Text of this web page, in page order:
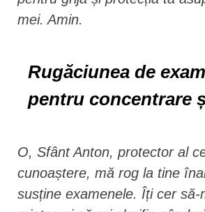
mei. Amin.
Rugăciunea de
pentru concentrare
O, Sfânt Anton, protector al
cunoaștere, mă rog la tine
susține examenele. Îți cer să-